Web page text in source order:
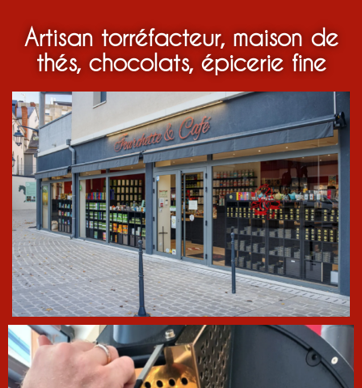
Artisan torréfacteur, maison de
thés, chocolats, épicerie fine